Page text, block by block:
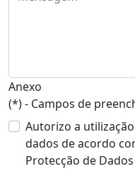
Anexo
(*) - Campos de
Autorizo a
dados de acordo
Protecção de